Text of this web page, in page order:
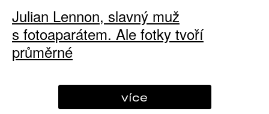
Julian Lennon, slavný muž
s fotoaparátem. Ale fotky tvoří
průměrné
více